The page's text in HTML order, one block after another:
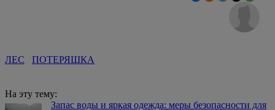
ЛЕС ПОТЕРЯШКА
На эту тему:
Запас воды и яркая одежда: меры безопасности для